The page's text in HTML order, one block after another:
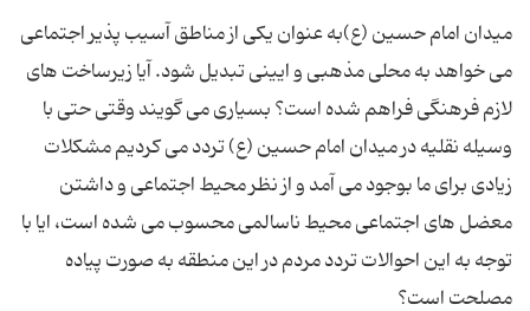
میدان امام حسین (ع)به عنوان یکی از مناطق آسیب پذیر اجتماعی
می خواهد به محلی مذهبی و ایینی تبدیل شود. آیا زیرساخت های
لازم فرهنگی فراهم شده است؟ بسیاری می گویند وقتی حتی با
وسیله نقلیه در میدان امام حسین (ع) تردد می کردیم مشکلات
زیادی برای ما بوجود می آمد و از نظر محیط اجتماعی و داشتن
معضل های اجتماعی محیط ناسالمی محسوب می شده است، ایا با
توجه به این احوالات تردد مردم در این منطقه به صورت پیاده